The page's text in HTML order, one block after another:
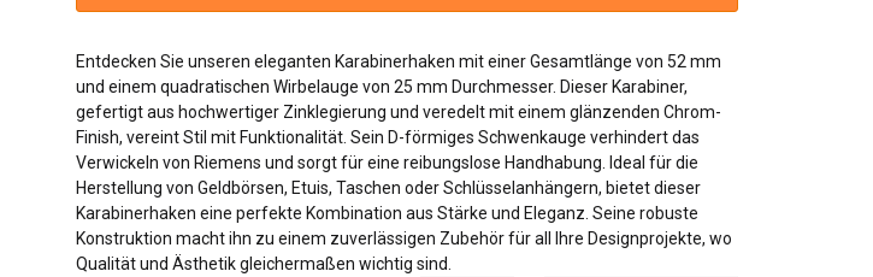
Entdecken Sie unseren eleganten Karabinerhaken mit einer Gesamtlänge von 52 mm
und einem quadratischen Wirbelauge von 25 mm Durchmesser. Dieser Karabiner,
gefertigt aus hochwertiger Zinklegierung und veredelt mit einem glänzenden Chrom-
Finish, vereint Stil mit Funktionalität. Sein D-förmiges Schwenkauge verhindert das
Verwickeln von Riemens und sorgt für eine reibungslose Handhabung. Ideal für die
Herstellung von Geldbörsen, Etuis, Taschen oder Schlüsselanhängern, bietet dieser
Karabinerhaken eine perfekte Kombination aus Stärke und Eleganz. Seine robuste
Konstruktion macht ihn zu einem zuverlässigen Zubehör für all Ihre Designprojekte, wo
Qualität und Ästhetik gleichermaßen wichtig sind.